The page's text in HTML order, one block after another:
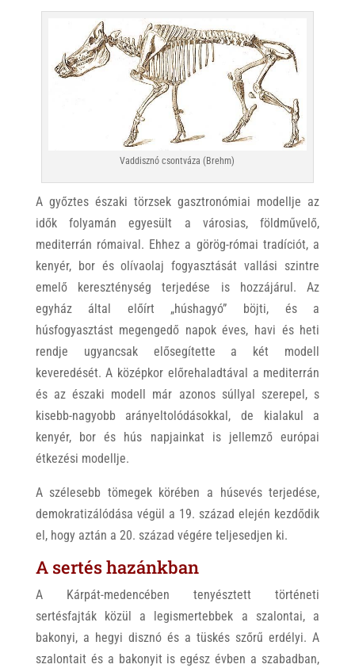
Vaddisznó csontváza (Brehm)
A győztes északi törzsek gasztronómiai modellje az
idők folyamán egyesült a városias, földművelő,
mediterrán rómaival. Ehhez a görög-római tradíciót, a
kenyér, bor és olívaolaj fogyasztását vallási szintre
emelő kereszténység terjedése is hozzájárul. Az
egyház által előírt „húshagyó” böjti, és a
húsfogyasztást megengedő napok éves, havi és heti
rendje ugyancsak elősegítette a két modell
keveredését. A középkor előrehaladtával a mediterrán
és az északi modell már azonos súllyal szerepel, s
kisebb-nagyobb arányeltolódásokkal, de kialakul a
kenyér, bor és hús napjainkat is jellemző európai
étkezési modellje.
A szélesebb tömegek körében a húsevés terjedése,
demokratizálódása végül a 19. század elején kezdődik
el, hogy aztán a 20. század végére teljesedjen ki.
A sertés hazánkban
A Kárpát-medencében tenyésztett történeti
sertésfajták közül a legismertebbek a szalontai, a
bakonyi, a hegyi disznó és a tüskés szőrű erdélyi. A
szalontait és a bakonyit is egész évben a szabadban,